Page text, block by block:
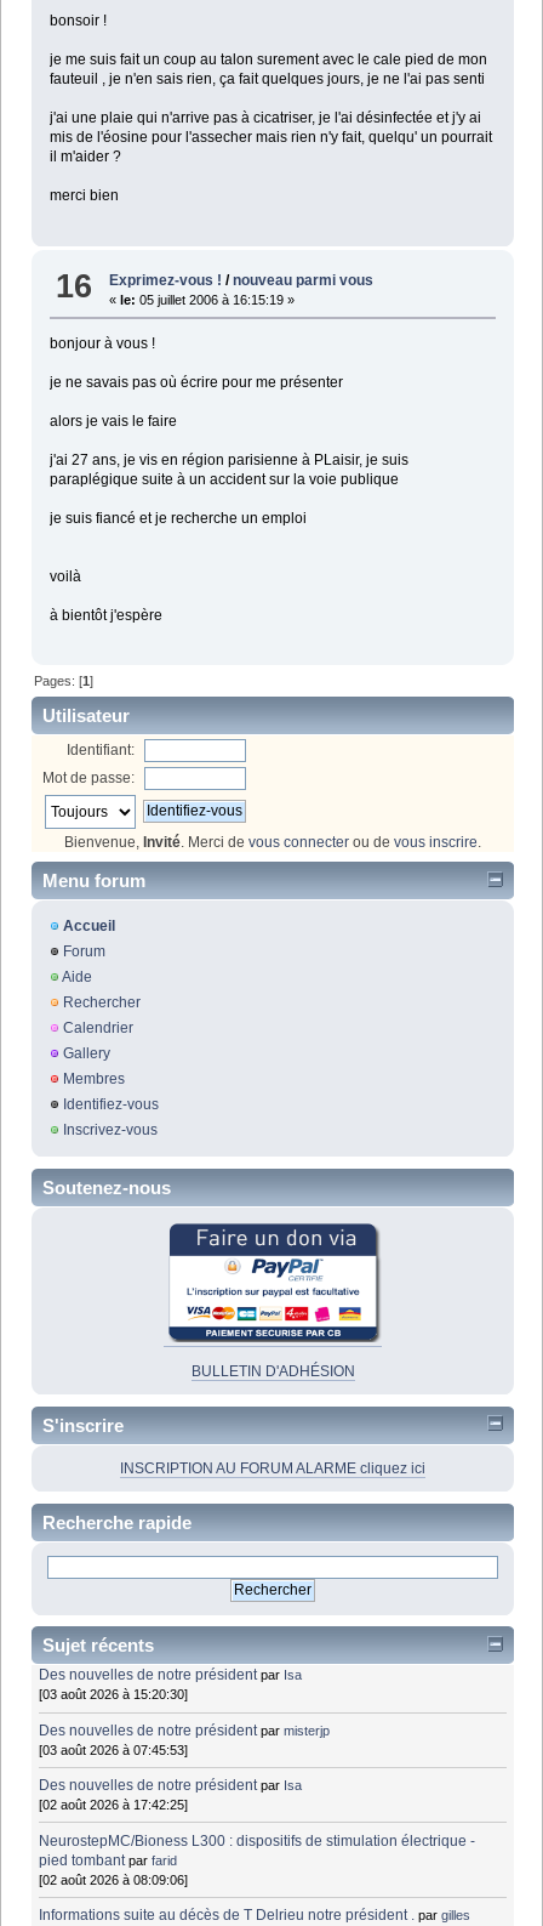
bonsoir !
je me suis fait un coup au talon surement avec le cale pied de mon
fauteuil , je n'en sais rien, ça fait quelques jours, je ne l'ai pas senti
j'ai une plaie qui n'arrive pas à cicatriser, je l'ai désinfectée et j'y ai
mis de l'éosine pour l'assecher mais rien n'y fait, quelqu' un pourrait
il m'aider ?
merci bien
16 Exprimez-vous ! /nouveau parmi vous
«le: 05 juillet 2006 à 16:15:19 »
bonjour à vous !
je ne savais pas où écrire pour me présenter
alors je vais le faire
j'ai 27 ans, je vis en région parisienne à PLaisir, je suis
paraplégique suite à un accident sur la voie publique
je suis fiancé et je recherche un emploi
voilà
à bientôt j'espère
Pages: [1]
Utilisateur
Identifiant:
Mot de passe:
Bienvenue, Invité . Merci de vous connecter ou de vous inscrire
Menu forum
Accueil
Forum
Aide
Rechercher
Calendrier
Gallery
Membres
Identifiez-vous
Inscrivez-vous
Soutenez-nous
BULLETIN D'ADHÉSION
S'inscrire
INSCRIPTION AU FORUM ALARME cliquez ici
Recherche rapide
Sujet récents
Des nouvelles de notre président par Isa
[03 août 2026 à 15:20:30]
Des nouvelles de notre président parmisterjp
[03 août 2026 à 07:45:53]
Des nouvelles de notre président par Isa
[02 août 2026 à 17:42:25]
NeurostepMC/Bioness L300 : dispositifs de stimulation électrique -
pied tombant parfarid
[02 août 2026 à 08:09:06]
Informations suite au décès de T Delrieu notre président . pargilles